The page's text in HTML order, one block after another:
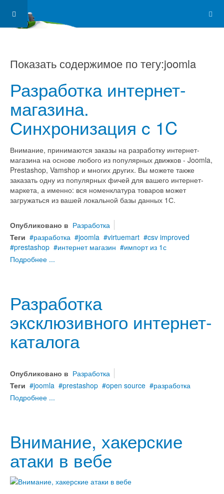
Показать содержимое по тегу:joomla
Разработка интернет-
магазина.
Синхронизация c 1C
Внимание, принимаются заказы на разработку интернет-
магазина на основе любого из популярных движков - Joomla,
Prestashop, Vamshop и многих других. Вы можете также
заказать одну из популярных фичей для вашего интернет-
маркета, а именно: вся номенклатура товаров может
загружаться из вашей локальной базы данных 1С.
Опубликовано в Разработка
Теги
разработка joomla virtuemart
csv improved
prestashop
интернет магазин
импорт из 1с
Подробнее ...
Разработка
эксклюзивного интернет-
каталога
Опубликовано в Разработка
Теги
joomla prestashop open source
разработка
Подробнее ...
Внимание, хакерские
атаки в вебе